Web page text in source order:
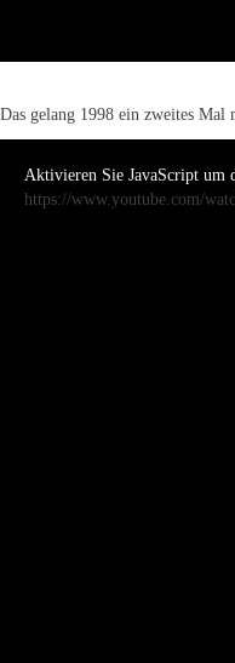
Das gelang 1998 ein zweites Mal
Aktivieren Sie JavaScript um
https://www.youtube.com/